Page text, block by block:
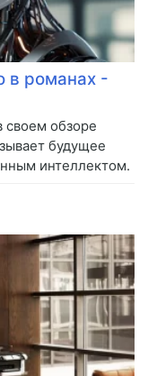
в романах -
своем обзоре
будущее
интеллектом.